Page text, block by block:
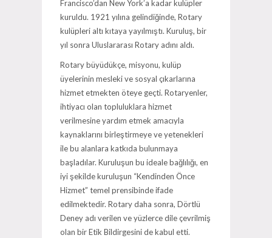
Francisco’dan New York’a kadar kulüpler
kuruldu. 1921 yılına gelindiğinde, Rotary
kulüpleri altı kıtaya yayılmıştı. Kuruluş, bir
yıl sonra Uluslararası Rotary adını aldı.
Rotary büyüdükçe, misyonu, kulüp
üyelerinin mesleki ve sosyal çıkarlarına
hizmet etmekten öteye geçti. Rotaryenler,
ihtiyacı olan topluluklara hizmet
verilmesine yardım etmek amacıyla
kaynaklarını birleştirmeye ve yetenekleri
ile bu alanlara katkıda bulunmaya
başladılar. Kuruluşun bu ideale bağlılığı, en
iyi şekilde kuruluşun “Kendinden Önce
Hizmet” temel prensibinde ifade
edilmektedir. Rotary daha sonra, Dörtlü
Deney adı verilen ve yüzlerce dile çevrilmiş
olan bir Etik Bildirgesini de kabul etti.